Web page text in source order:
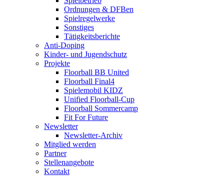
Ordnungen & DFBen
Spielregelwerke
Sonstiges
Tätigkeitsberichte
Anti-Doping
Kinder- und Jugendschutz
Projekte
Floorball BB United
Floorball Final4
Spielemobil KIDZ
Unified Floorball-Cup
Floorball Sommercamp
Fit For Future
Newsletter
Newsletter-Archiv
Mitglied werden
Partner
Stellenangebote
Kontakt